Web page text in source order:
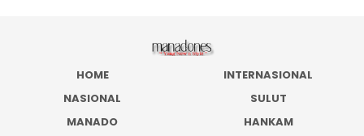
HOME
INTERNASIONAL
NASIONAL
SULUT
MANADO
HANKAM